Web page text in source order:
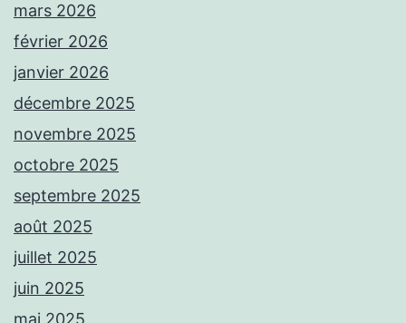
mars 2026
février 2026
janvier 2026
décembre 2025
novembre 2025
octobre 2025
septembre 2025
août 2025
juillet 2025
juin 2025
mai 2025